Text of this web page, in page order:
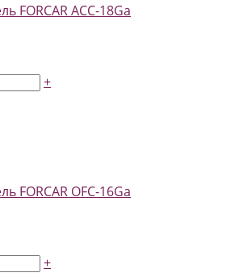
FORCAR ACC-18Ga
+
FORCAR OFC-16Ga
+